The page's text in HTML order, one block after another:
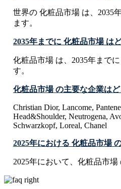
世界の 化粧品市場 は、2035
ます。
2035年までに 化粧品市場 は
化粧品市場 は、2035年まで
す。
化粧品市場 の主要な企業は
Christian Dior, Lancome,
Head&Shoulder, Neutrogena,
Schwarzkopf, Loreal, Chanel
2025年における 化粧品市場
2025年において、化粧品市